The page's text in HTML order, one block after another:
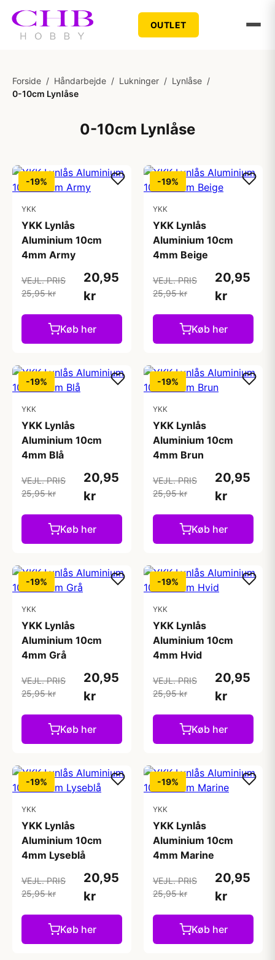
OUTLET
Forside / Håndarbejde / Lukninger / Lynlåse /
0-10cm Lynlåse
0-10cm Lynlåse
-19%
YKK
YKK Lynlås
Aluminium 10cm
4mm Army
VEJL. PRIS
25,95 kr
20,95
kr
Køb her
-19%
YKK
YKK Lynlås
Aluminium 10cm
4mm Beige
VEJL. PRIS
25,95 kr
20,95
kr
Køb her
-19%
YKK
YKK Lynlås
Aluminium 10cm
4mm Blå
VEJL. PRIS
25,95 kr
20,95
kr
Køb her
-19%
YKK
YKK Lynlås
Aluminium 10cm
4mm Brun
VEJL. PRIS
25,95 kr
20,95
kr
Køb her
-19%
YKK
YKK Lynlås
Aluminium 10cm
4mm Grå
VEJL. PRIS
25,95 kr
20,95
kr
Køb her
-19%
YKK
YKK Lynlås
Aluminium 10cm
4mm Hvid
VEJL. PRIS
25,95 kr
20,95
kr
Køb her
-19%
YKK
YKK Lynlås
Aluminium 10cm
4mm Lyseblå
VEJL. PRIS
25,95 kr
20,95
kr
Køb her
-19%
YKK
YKK Lynlås
Aluminium 10cm
4mm Marine
VEJL. PRIS
25,95 kr
20,95
kr
Køb her